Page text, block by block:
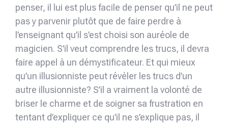
penser, il lui est plus facile de penser qu’il ne peut
pas y parvenir plutôt que de faire perdre à
l’enseignant qu’il s’est choisi son auréole de
magicien. S’il veut comprendre les trucs, il devra
faire appel à un démystificateur. Et qui mieux
qu’un illusionniste peut révéler les trucs d’un
autre illusionniste? S’il a vraiment la volonté de
briser le charme et de soigner sa frustration en
tentant d’expliquer ce qu’il ne s’explique pas, il